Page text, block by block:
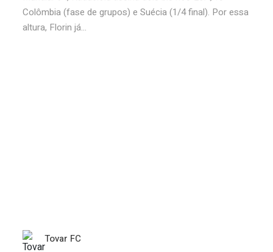
Colômbia (fase de grupos) e Suécia (1/4 final). Por essa
altura, Florin já...
Tovar FC